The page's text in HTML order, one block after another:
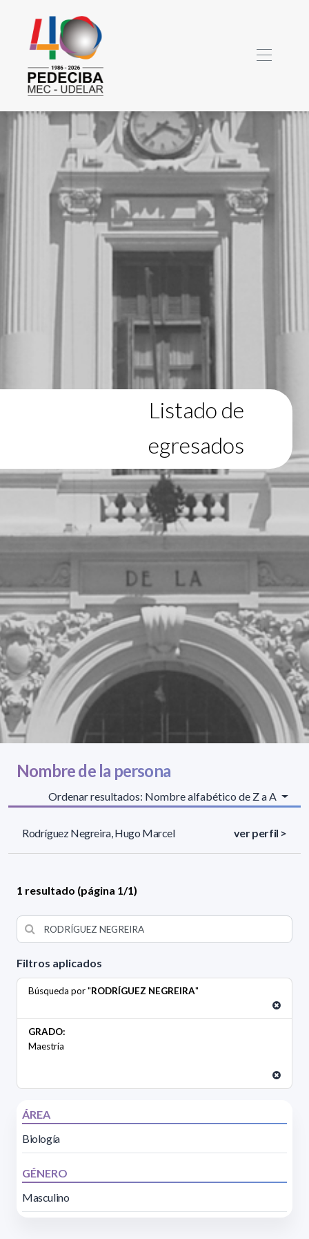
Listado de
egresados
Filtros aplicados
Búsqueda por "RODRÍGUEZ NEGREIRA"
GRADO:
Maestría
ÁREA
Biología
GÉNERO
Masculino
Nombre de la persona
Ordenar resultados: Nombre alfabético de Z a A
Rodríguez Negreira, Hugo Marcel ver perfil >
1 resultado (página 1/1)